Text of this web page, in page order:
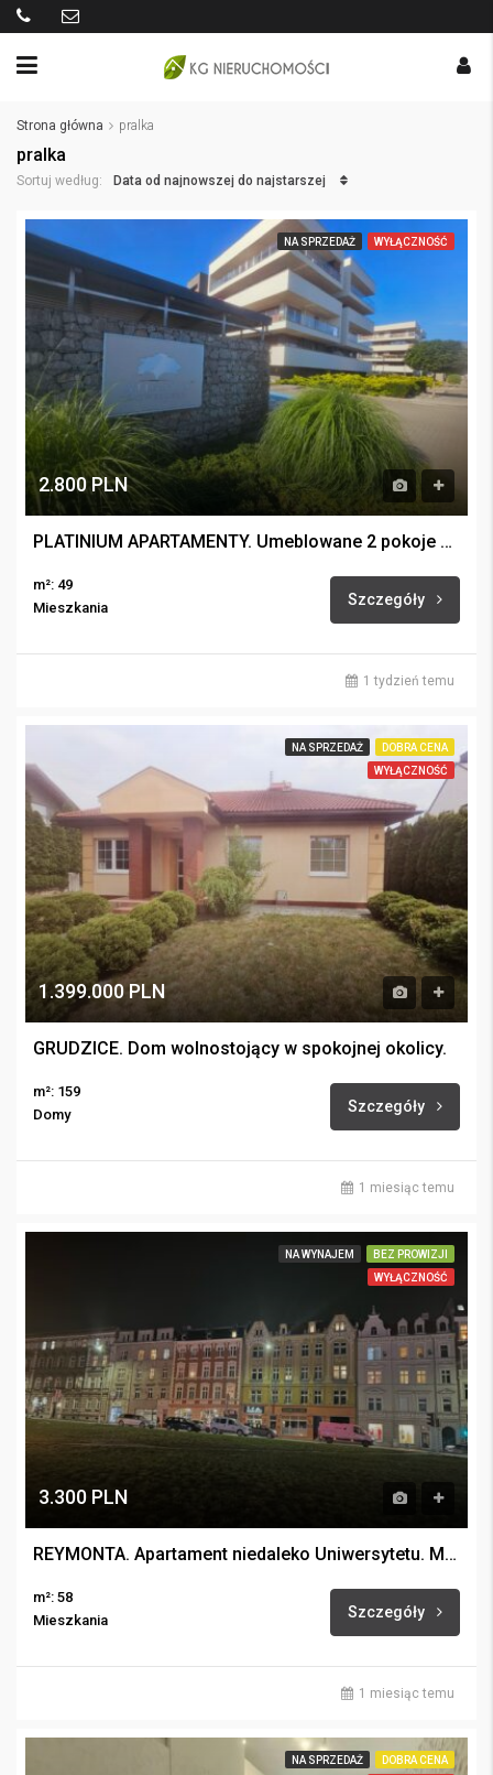
Strona główna pralka
pralka
Sortuj według: Data od najnowszej do najstarszej
NA SPRZEDAŻ WYŁĄCZNOŚĆ
2.800 PLN
PLATINIUM APARTAMENTY. Umeblowane 2 pokoje z miejscem postojowym.
m²: 49
Mieszkania
Szczegóły
1 tydzień temu
NA SPRZEDAŻ
DOBRA CENA
WYŁĄCZNOŚĆ
1.399.000 PLN
GRUDZICE. Dom wolnostojący w spokojnej okolicy.
m²: 159
Domy
Szczegóły
1 miesiąc temu
NA WYNAJEM
BEZ PROWIZJI
WYŁĄCZNOŚĆ
3.300 PLN
REYMONTA. Apartament niedaleko Uniwersytetu. Miejsce postojowe.
m²: 58
Mieszkania
Szczegóły
1 miesiąc temu
NA SPRZEDAŻ
DOBRA CENA